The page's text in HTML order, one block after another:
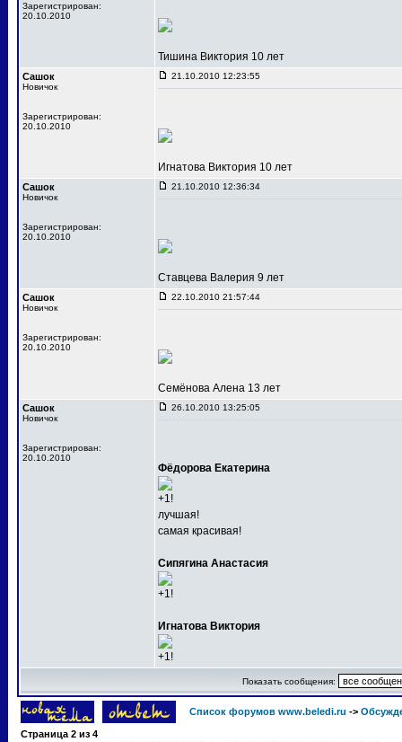
Зарегистрирован:
20.10.2010
Тишина Виктория 10 лет
Сашок
Новичок
Зарегистрирован:
20.10.2010
21.10.2010 12:23:55
Игнатова Виктория 10 лет
Сашок
Новичок
Зарегистрирован:
20.10.2010
21.10.2010 12:36:34
Ставцева Валерия 9 лет
Сашок
Новичок
Зарегистрирован:
20.10.2010
22.10.2010 21:57:44
Семёнова Алена 13 лет
Сашок
Новичок
Зарегистрирован:
20.10.2010
26.10.2010 13:25:05
Фёдорова Екатерина
+1!
лучшая!
самая красивая!
Сипягина Анастасия
+1!
Игнатова Виктория
+1!
Показать сообщения:
Список форумов www.beledi.ru ->
Страница 2 из 4